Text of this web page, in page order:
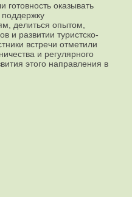
оказывать
делиться опытом,
и развитии туристско-
встречи отметили
и регулярного
этого направления в